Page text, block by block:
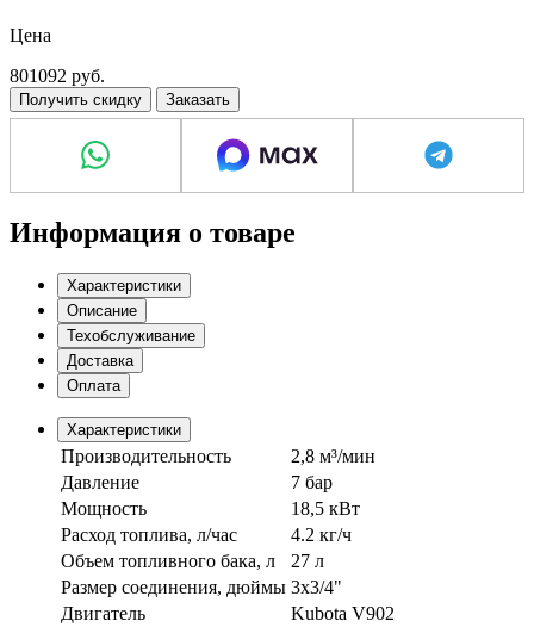
Цена
801092 руб.
Получить скидку Заказать
Информация о товаре
Характеристики
Описание
Техобслуживание
Доставка
Оплата
Характеристики
Производительность
2,8 м³/мин
Давление
7 бар
Мощность
18,5 кВт
Расход топлива, л/час
4.2 кг/ч
Объем топливного бака, л
27 л
Размер соединения, дюймы 3x3/4"
Двигатель
Kubota V902